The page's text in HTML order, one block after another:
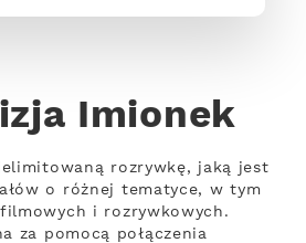
Imionek
rozrywkę, jaką jest
o różnej tematyce, w tym
i rozrywkowych.
za pomocą połączenia